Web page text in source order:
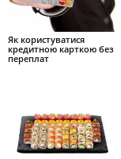
Як користуватися
кредитною карткою без
переплат